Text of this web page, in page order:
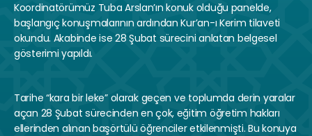
Koordinatörümüz Tuba Arslan’ın konuk olduğu panelde,
başlangıç konuşmalarının ardından Kur’an-ı Kerim tilaveti
okundu. Akabinde ise 28 Şubat sürecini anlatan belgesel
gösterimi yapıldı.
Tarihe “kara bir leke” olarak geçen ve toplumda derin yaralar
açan 28 Şubat sürecinden en çok, eğitim öğretim hakları
ellerinden alınan başörtülü öğrenciler etkilenmişti. Bu konuya